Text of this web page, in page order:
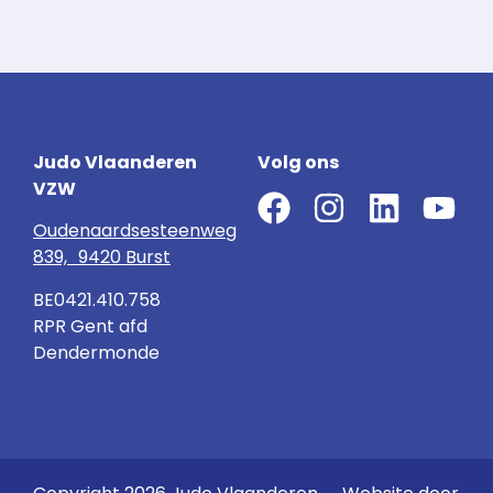
Judo Vlaanderen
VZW
Oudenaardsesteenweg
839, 9420 Burst
BE0421.410.758
RPR Gent afd
Dendermonde
Volg ons